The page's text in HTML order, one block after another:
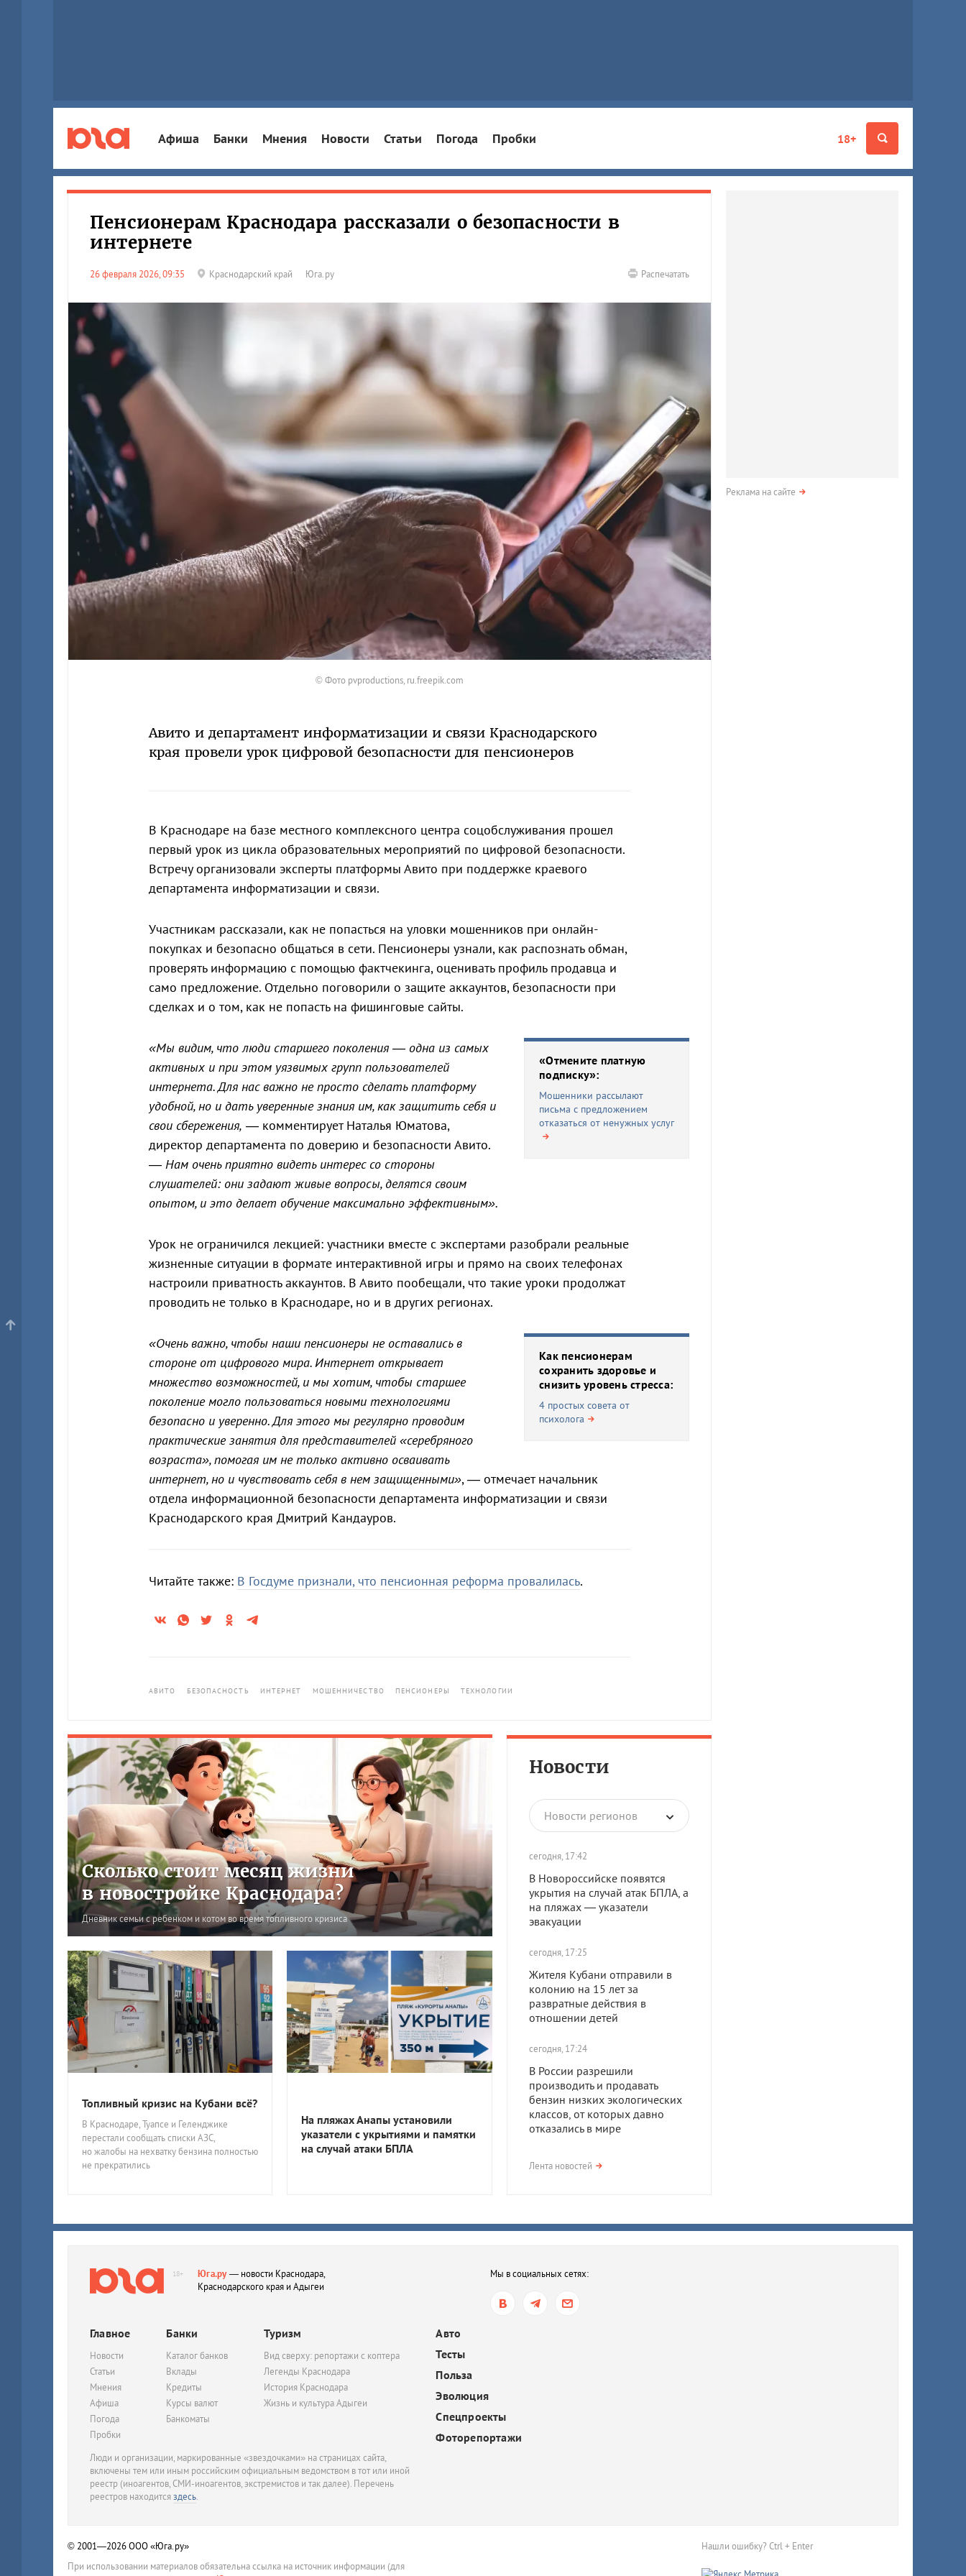
18+
Афиша Банки Мнения Новости Статьи Погода Пробки
Пенсионерам Краснодара рассказали о безопасности в
интернете
26 февраля 2026, 09:35 Краснодарский край Юга.ру Распечатать
© Фото pvproductions, ru.freepik.com
Авито и департамент информатизации и связи Краснодарского
края провели урок цифровой безопасности для пенсионеров
В Краснодаре на базе местного комплексного центра соцобслуживания прошел
первый урок из цикла образовательных мероприятий по цифровой безопасности.
Встречу организовали эксперты платформы Авито при поддержке краевого
департамента информатизации и связи.
Участникам рассказали, как не попасться на уловки мошенников при онлайн-
покупках и безопасно общаться в сети. Пенсионеры узнали, как распознать обман,
проверять информацию с помощью фактчекинга, оценивать профиль продавца и
само предложение. Отдельно поговорили о защите аккаунтов, безопасности при
сделках и о том, как не попасть на фишинговые сайты.
«Отмените платную
подписку»:
Мошенники рассылают
письма с предложением
отказаться от ненужных услуг
«Мы видим, что люди старшего поколения — одна из самых
активных и при этом уязвимых групп пользователей
интернета. Для нас важно не просто сделать платформу
удобной, но и дать уверенные знания им, как защитить себя и
свои сбережения, — комментирует Наталья Юматова,
директор департамента по доверию и безопасности Авито.
— Нам очень приятно видеть интерес со стороны
слушателей: они задают живые вопросы, делятся своим
опытом, и это делает обучение максимально эффективным».
Урок не ограничился лекцией: участники вместе с экспертами разобрали реальные
жизненные ситуации в формате интерактивной игры и прямо на своих телефонах
настроили приватность аккаунтов. В Авито пообещали, что такие уроки продолжат
проводить не только в Краснодаре, но и в других регионах.
Как пенсионерам
сохранить здоровье и
снизить уровень стресса:
4 простых совета от
психолога
«Очень важно, чтобы наши пенсионеры не оставались в
стороне от цифрового мира. Интернет открывает
множество возможностей, и мы хотим, чтобы старшее
поколение могло пользоваться новыми технологиями
безопасно и уверенно. Для этого мы регулярно проводим
практические занятия для представителей «серебряного
возраста», помогая им не только активно осваивать
интернет, но и чувствовать себя в нем защищенными», — отмечает начальник
отдела информационной безопасности департамента информатизации и связи
Краснодарского края Дмитрий Кандауров.
Читайте также: В Госдуме признали, что пенсионная реформа провалилась.
АВИТО БЕЗОПАСНОСТЬ ИНТЕРНЕТ МОШЕННИЧЕСТВО ПЕНСИОНЕРЫ ТЕХНОЛОГИИ
Новости
Новости регионов
сегодня, 17:42
В Новороссийске появятся
укрытия на случай атак БПЛА, а
на пляжах — указатели
эвакуации
сегодня, 17:25
Жителя Кубани отправили в
колонию на 15 лет за
развратные действия в
отношении детей
сегодня, 17:24
В России разрешили
производить и продавать
бензин низких экологических
классов, от которых давно
отказались в мире
сегодня, 17:23
после семейной ссоры
В Ростове-на-Дону хотят
электросамокатов
Лента новостей
Сколько стоит месяц жизни
в новостройке Краснодара?
Дневник семьи с ребенком и котом во время топливного кризиса
Топливный кризис на Кубани всё?
В Краснодаре, Туапсе и Геленджике
перестали сообщать списки АЗС,
но жалобы на нехватку бензина полностью
не прекратились
На пляжах Анапы установили
указатели с укрытиями и памятки
на случай атаки БПЛА
Реклама на сайте
18+ Юга.ру— новости Краснодара,
Краснодарского края и Адыгеи
Мы в социальных сетях:
Главное
Новости
Статьи
Мнения
Афиша
Погода
Пробки
Банки
Каталог банков
Вклады
Кредиты
Курсы валют
Банкоматы
Туризм
Вид сверху: репортажи с коптера
Легенды Краснодара
История Краснодара
Жизнь и культура Адыгеи
Авто
Тесты
Польза
Эволюция
Спецпроекты
Фоторепортажи
Люди и организации, маркированные «звездочками» на страницах сайта,
включены тем или иным российским официальным ведомством в тот или иной
реестр (иноагентов, СМИ-иноагентов, экстремистов и так далее). Перечень
реестров находитсяздесь.
© 2001—2026ООО «Юга.ру»
При использовании материалов обязательна ссылка на источник информации (для
Нашли ошибку? Ctrl + Enter